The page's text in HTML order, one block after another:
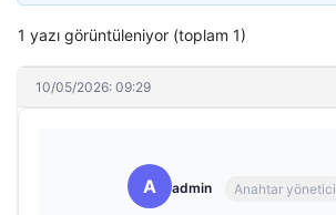
1 yazı görüntüleniyor (toplam 1)
10/05/2026: 09:29
A admin Anahtar yönetici